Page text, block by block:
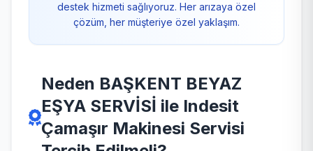
destek hizmeti sağlıyoruz. Her arızaya özel
çözüm, her müşteriye özel yaklaşım.
Neden BAŞKENT BEYAZ
EŞYA SERVİSİ ile Indesit
Çamaşır Makinesi Servisi